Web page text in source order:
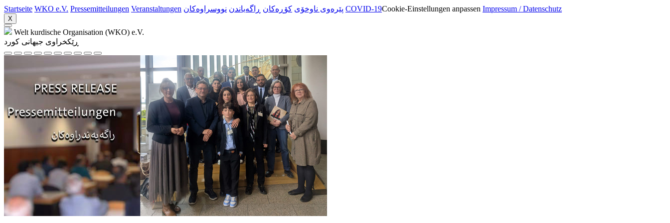
Startseite WKO e.V. Pressemitteilungen Veranstaltungen پێرەوی ناوخۆی کۆڕەکان ڕاگەیاندن نووسراوه‌کان COVID-19Cookie-Einstellungen anpassen Impressum / Datenschutz
X
Welt kurdische Organisation (WKO) e.V.
ڕێکخراوی جیهانی کورد